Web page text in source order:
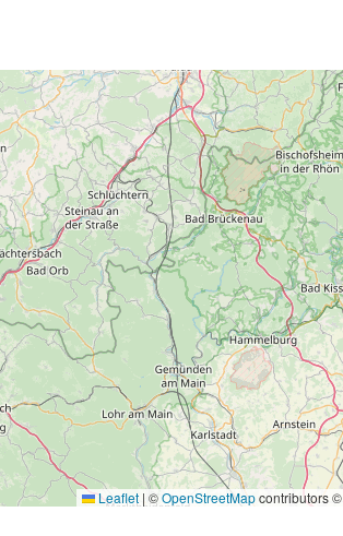
Leaflet | ©OpenStreetMapcontributors ©